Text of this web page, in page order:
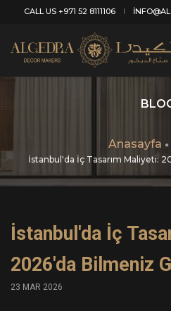
CALL US +971 52 8111106
Anasayfa
İstanbul'da İç Tasarım Maliyeti:
İstanbul'da İç
2026'da Bilmeniz
23 MAR 2026